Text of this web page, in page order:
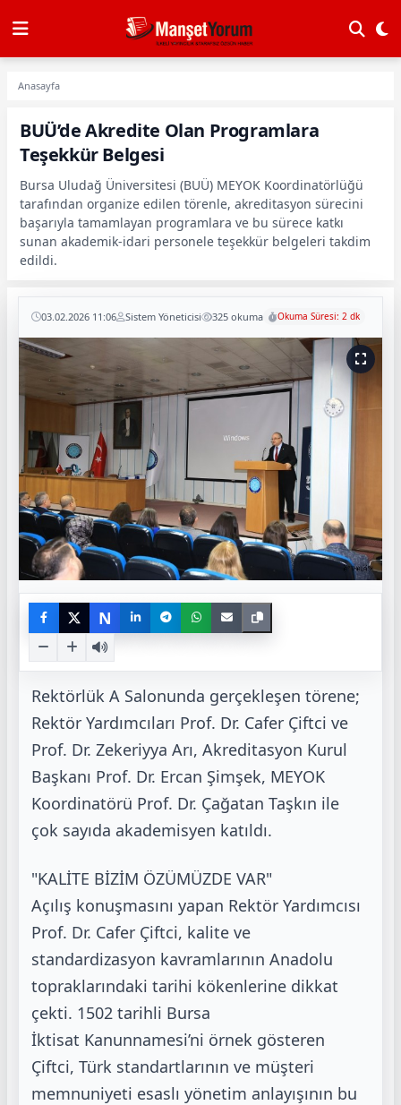
Anasayfa
BUÜ’de Akredite Olan Programlara
Teşekkür Belgesi
Bursa Uludağ Üniversitesi (BUÜ) MEYOK Koordinatörlüğü
tarafından organize edilen törenle, akreditasyon sürecini
başarıyla tamamlayan programlara ve bu sürece katkı
sunan akademik-idari personele teşekkür belgeleri takdim
edildi.
03.02.2026 11:06 Sistem Yöneticisi 325 okuma Okuma Süresi: 2 dk
N
Rektörlük A Salonunda gerçekleşen törene;
Rektör Yardımcıları Prof. Dr. Cafer Çiftci ve
Prof. Dr. Zekeriyya Arı, Akreditasyon Kurul
Başkanı Prof. Dr. Ercan Şimşek, MEYOK
Koordinatörü Prof. Dr. Çağatan Taşkın ile
çok sayıda akademisyen katıldı.
"KALİTE BİZİM ÖZÜMÜZDE VAR"
Açılış konuşmasını yapan Rektör Yardımcısı
Prof. Dr. Cafer Çiftci, kalite ve
standardizasyon kavramlarının Anadolu
topraklarındaki tarihi kökenlerine dikkat
çekti. 1502 tarihli Bursa
İktisat Kanunnamesi’ni örnek gösteren
Çiftci, Türk standartlarının ve müşteri
memnuniyeti esaslı yönetim anlayışının bu